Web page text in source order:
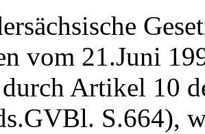
vom 21.Juni
Artikel 10
S.664),